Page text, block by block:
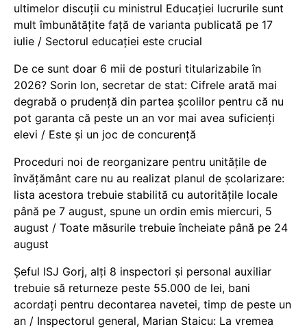
ultimelor discuții cu ministrul Educației lucrurile sunt
mult îmbunătățite față de varianta publicată pe 17
iulie / Sectorul educației este crucial
De ce sunt doar 6 mii de posturi titularizabile în
2026? Sorin Ion, secretar de stat: Cifrele arată mai
degrabă o prudență din partea școlilor pentru că nu
pot garanta că peste un an vor mai avea suficienți
elevi / Este și un joc de concurență
Proceduri noi de reorganizare pentru unitățile de
învățământ care nu au realizat planul de școlarizare:
lista acestora trebuie stabilită cu autoritățile locale
până pe 7 august, spune un ordin emis miercuri, 5
august / Toate măsurile trebuie încheiate până pe 24
august
Șeful ISJ Gorj, alți 8 inspectori și personal auxiliar
trebuie să returneze peste 55.000 de lei, bani
acordați pentru decontarea navetei, timp de peste un
an / Inspectorul general, Marian Staicu: La vremea